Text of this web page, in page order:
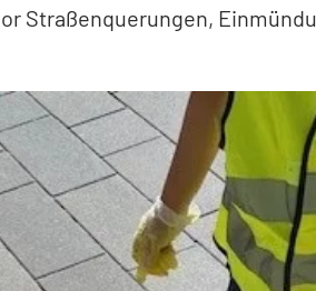
Straßenquerungen,